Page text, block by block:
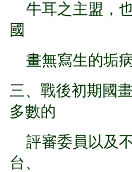
牛耳之主盟，
國
畫無寫生的垢
三、戰後初期國
多數的
評審委員以及
台、